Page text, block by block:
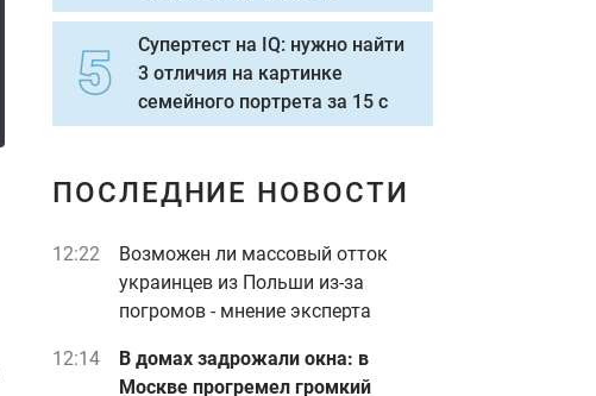
Супертест на IQ: нужно найти
3 отличия на картинке
семейного портрета за 15 с
ПОСЛЕДНИЕ НОВОСТИ
12:22
Возможен ли массовый отток
украинцев из Польши из-за
погромов - мнение эксперта
12:14
В домах задрожали окна: в
Москве прогремел громкий